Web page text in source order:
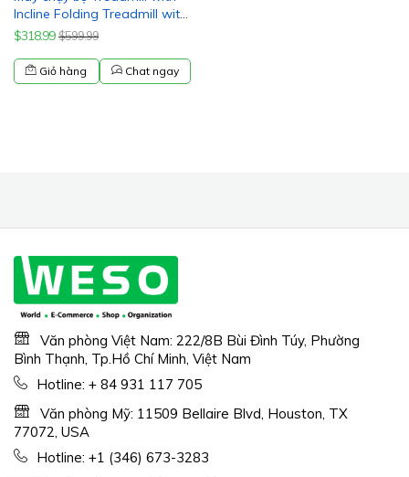
Incline Folding Treadmill with
12-Level Automatic Incline
15 Preset Training Program
Electric Treadmill for Home
$318.99 $599.99
Giỏ hàng Chat ngay
Văn phòng Việt Nam: 222/8B Bùi Đình Túy, Phường
Bình Thạnh, Tp.Hồ Chí Minh, Việt Nam
Hotline: + 84 931 117 705
Văn phòng Mỹ: 11509 Bellaire Blvd, Houston, TX
77072, USA
Hotline: +1 (346) 673-3283